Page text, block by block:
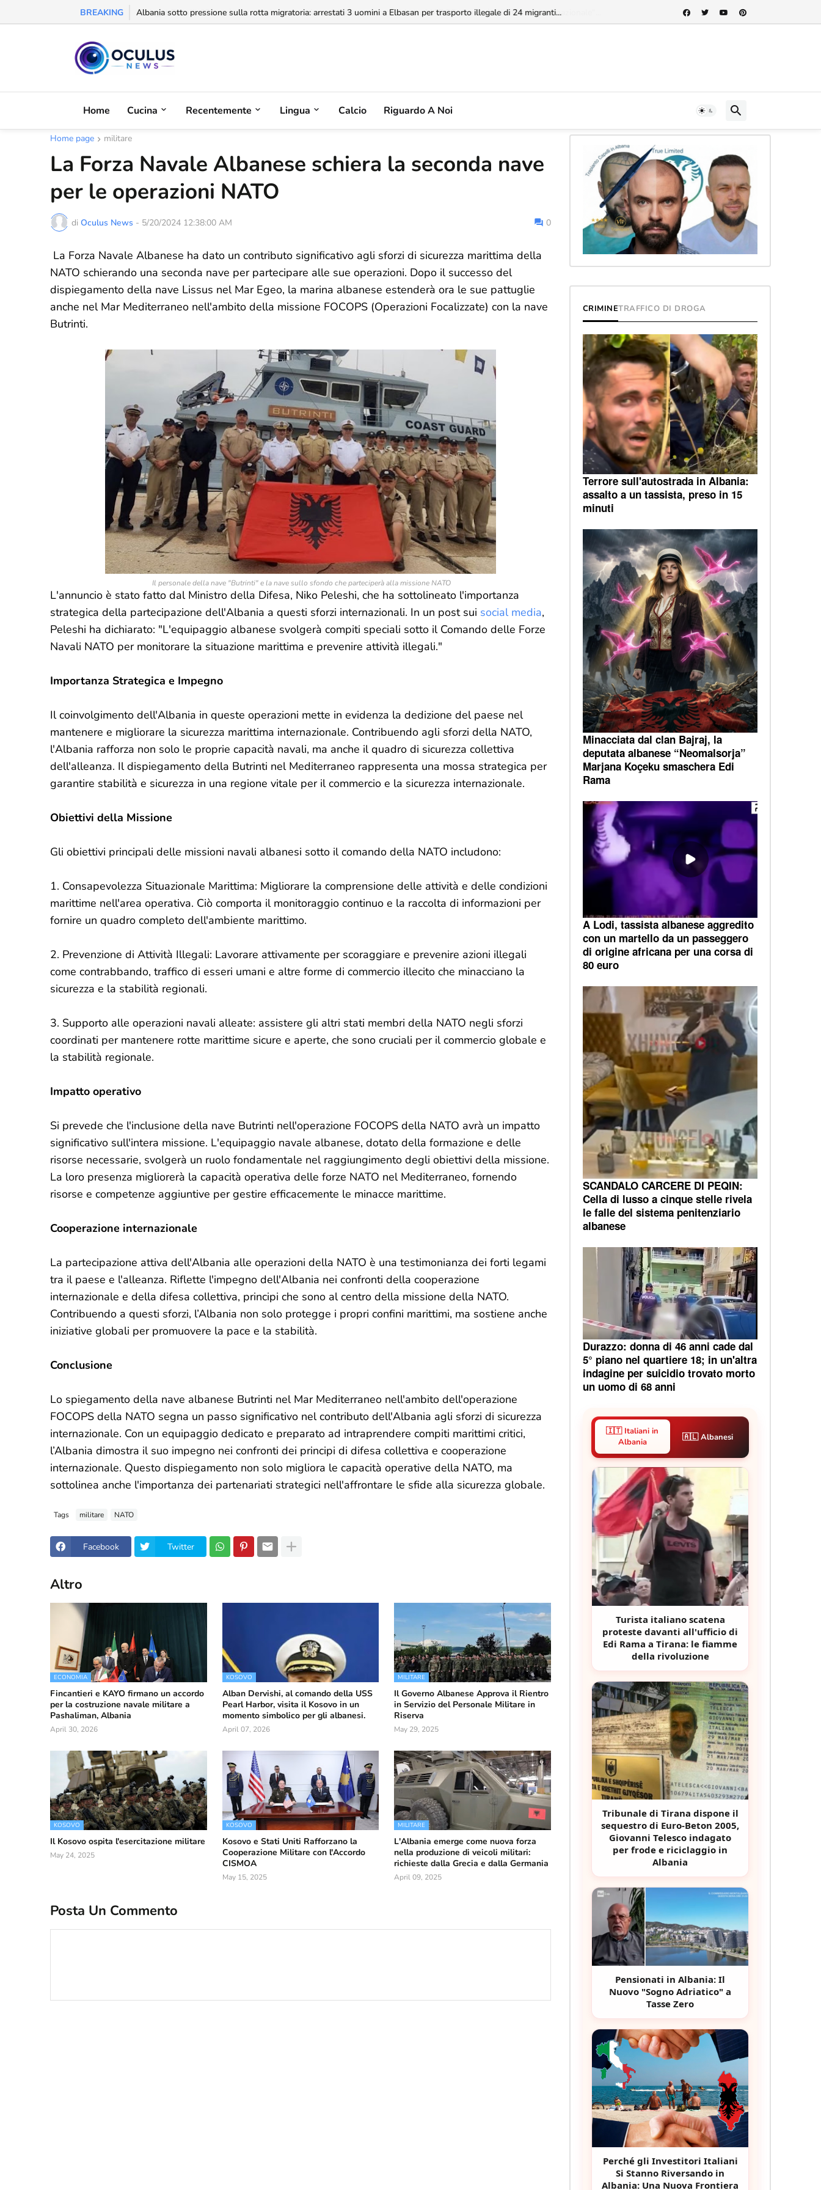
BREAKING Behgjet Pacolli: "Se sarà revocata la concessione dell'Aeroporto di Valona, MABCO ricorrerà all'arbitrato internazionale"...
Home Cucina Recentemente Lingua Calcio Riguardo A Noi
Home page militare
La Forza Navale Albanese schiera la seconda nave
per le operazioni NATO
di Oculus News - 5/20/2024 12:38:00 AM 0
La Forza Navale Albanese ha dato un contributo significativo agli sforzi di sicurezza marittima della
NATO schierando una seconda nave per partecipare alle sue operazioni. Dopo il successo del
dispiegamento della nave Lissus nel Mar Egeo, la marina albanese estenderà ora le sue pattuglie
anche nel Mar Mediterraneo nell'ambito della missione FOCOPS (Operazioni Focalizzate) con la nave
Butrinti.
Il personale della nave "Butrinti" e la nave sullo sfondo che parteciperà alla missione NATO
L'annuncio è stato fatto dal Ministro della Difesa, Niko Peleshi, che ha sottolineato l'importanza
strategica della partecipazione dell'Albania a questi sforzi internazionali. In un post sui social media,
Peleshi ha dichiarato: "L'equipaggio albanese svolgerà compiti speciali sotto il Comando delle Forze
Navali NATO per monitorare la situazione marittima e prevenire attività illegali."
Importanza Strategica e Impegno
Il coinvolgimento dell'Albania in queste operazioni mette in evidenza la dedizione del paese nel
mantenere e migliorare la sicurezza marittima internazionale. Contribuendo agli sforzi della NATO,
l'Albania rafforza non solo le proprie capacità navali, ma anche il quadro di sicurezza collettiva
dell'alleanza. Il dispiegamento della Butrinti nel Mediterraneo rappresenta una mossa strategica per
garantire stabilità e sicurezza in una regione vitale per il commercio e la sicurezza internazionale.
Obiettivi della Missione
Gli obiettivi principali delle missioni navali albanesi sotto il comando della NATO includono:
1. Consapevolezza Situazionale Marittima: Migliorare la comprensione delle attività e delle condizioni
marittime nell'area operativa. Ciò comporta il monitoraggio continuo e la raccolta di informazioni per
fornire un quadro completo dell'ambiente marittimo.
2. Prevenzione di Attività Illegali: Lavorare attivamente per scoraggiare e prevenire azioni illegali
come contrabbando, traffico di esseri umani e altre forme di commercio illecito che minacciano la
sicurezza e la stabilità regionali.
3. Supporto alle operazioni navali alleate: assistere gli altri stati membri della NATO negli sforzi
coordinati per mantenere rotte marittime sicure e aperte, che sono cruciali per il commercio globale e
la stabilità regionale.
Impatto operativo
Si prevede che l'inclusione della nave Butrinti nell'operazione FOCOPS della NATO avrà un impatto
significativo sull'intera missione. L'equipaggio navale albanese, dotato della formazione e delle
risorse necessarie, svolgerà un ruolo fondamentale nel raggiungimento degli obiettivi della missione.
La loro presenza migliorerà la capacità operativa delle forze NATO nel Mediterraneo, fornendo
risorse e competenze aggiuntive per gestire efficacemente le minacce marittime.
Cooperazione internazionale
La partecipazione attiva dell'Albania alle operazioni della NATO è una testimonianza dei forti legami
tra il paese e l'alleanza. Riflette l'impegno dell'Albania nei confronti della cooperazione
internazionale e della difesa collettiva, principi che sono al centro della missione della NATO.
Contribuendo a questi sforzi, l’Albania non solo protegge i propri confini marittimi, ma sostiene anche
iniziative globali per promuovere la pace e la stabilità.
Conclusione
Lo spiegamento della nave albanese Butrinti nel Mar Mediterraneo nell'ambito dell'operazione
FOCOPS della NATO segna un passo significativo nel contributo dell'Albania agli sforzi di sicurezza
internazionale. Con un equipaggio dedicato e preparato ad intraprendere compiti marittimi critici,
l’Albania dimostra il suo impegno nei confronti dei principi di difesa collettiva e cooperazione
internazionale. Questo dispiegamento non solo migliora le capacità operative della NATO, ma
sottolinea anche l'importanza dei partenariati strategici nell'affrontare le sfide alla sicurezza globale.
Tags militare NATO
Facebook Twitter
Altro
ECONOMIA
Fincantieri e KAYO firmano un accordo
per la costruzione navale militare a
Pashaliman, Albania
April 30, 2026
KOSOVO
Alban Dervishi, al comando della USS
Pearl Harbor, visita il Kosovo in un
momento simbolico per gli albanesi.
April 07, 2026
MILITARE
Il Governo Albanese Approva il Rientro
in Servizio del Personale Militare in
Riserva
May 29, 2025
KOSOVO
Il Kosovo ospita l'esercitazione militare
May 24, 2025
KOSOVO
Kosovo e Stati Uniti Rafforzano la
Cooperazione Militare con l'Accordo
CISMOA
May 15, 2025
MILITARE
L'Albania emerge come nuova forza
nella produzione di veicoli militari:
richieste dalla Grecia e dalla Germania
April 09, 2025
Posta Un Commento
CRIMINETRAFFICO DI DROGA
Terrore sull'autostrada in Albania:
assalto a un tassista, preso in 15
minuti
Minacciata dal clan Bajraj, la
deputata albanese “Neomalsorja”
Marjana Koçeku smaschera Edi
Rama
A Lodi, tassista albanese aggredito
con un martello da un passeggero
di origine africana per una corsa di
80 euro
SCANDALO CARCERE DI PEQIN:
Cella di lusso a cinque stelle rivela
le falle del sistema penitenziario
albanese
Durazzo: donna di 46 anni cade dal
5° piano nel quartiere 18; in un'altra
indagine per suicidio trovato morto
un uomo di 68 anni
🇮🇹 Italiani in
Albania
🇦🇱 Albanesi
Turista italiano scatena
proteste davanti all'ufficio di
Edi Rama a Tirana: le fiamme
della rivoluzione
Tribunale di Tirana dispone il
sequestro di Euro-Beton 2005,
Giovanni Telesco indagato
per frode e riciclaggio in
Albania
Pensionati in Albania: Il
Nuovo "Sogno Adriatico" a
Tasse Zero
Perché gli Investitori Italiani
Si Stanno Riversando in
Albania: Una Nuova Frontiera